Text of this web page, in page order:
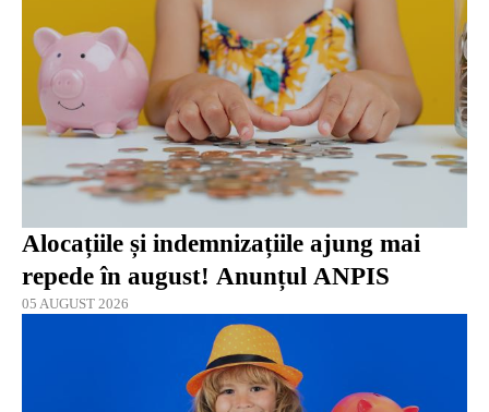
Alocațiile și indemnizațiile ajung mai
repede în august! Anunțul ANPIS
05 AUGUST 2026